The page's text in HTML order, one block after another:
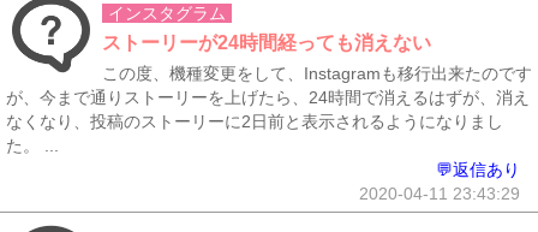
インスタグラム
ストーリーが24時間経っても消えない
この度、機種変更をして、Instagramも移行出来たのです
が、今まで通りストーリーを上げたら、24時間で消えるはずが、消え
なくなり、投稿のストーリーに2日前と表示されるようになりまし
た。 ...
💬返信あり
2020-04-11 23:43:29